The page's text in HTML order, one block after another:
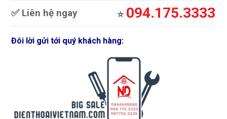
✅ Liên hệ ngay
⭐️ 094.175.3333
Đôi lời gửi tới quý khách hàng: